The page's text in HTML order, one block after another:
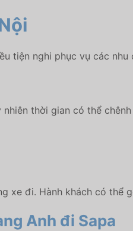
tiện nghi phục vụ các nhu
thời gian có thể
xe đi. Hành khách có thể
Anh đi Sapa